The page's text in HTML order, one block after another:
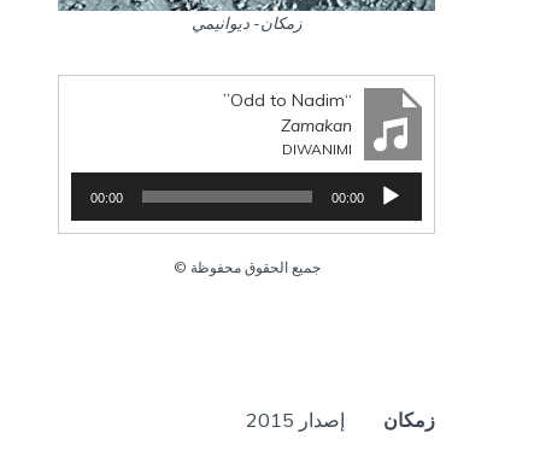
زمكان- ديوانيمي
“Odd to Nadim”
Zamakan
DIWANIMI
غ
00:00
00:00
جميع الحقوق محفوظة ©
زمكان إصدار 2015